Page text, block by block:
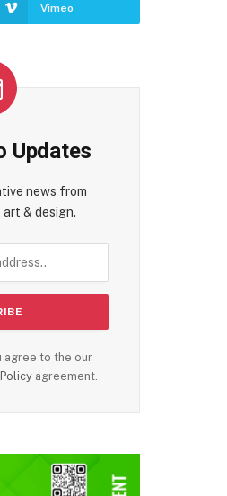
Vimeo
Updates
news from
& design.
agree to the our
agreement.